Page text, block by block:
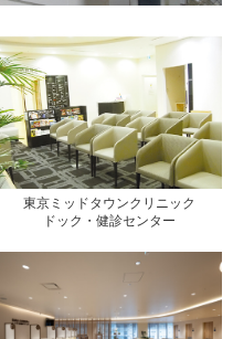
東京ミッドタウンクリニック
ドック・健診センター